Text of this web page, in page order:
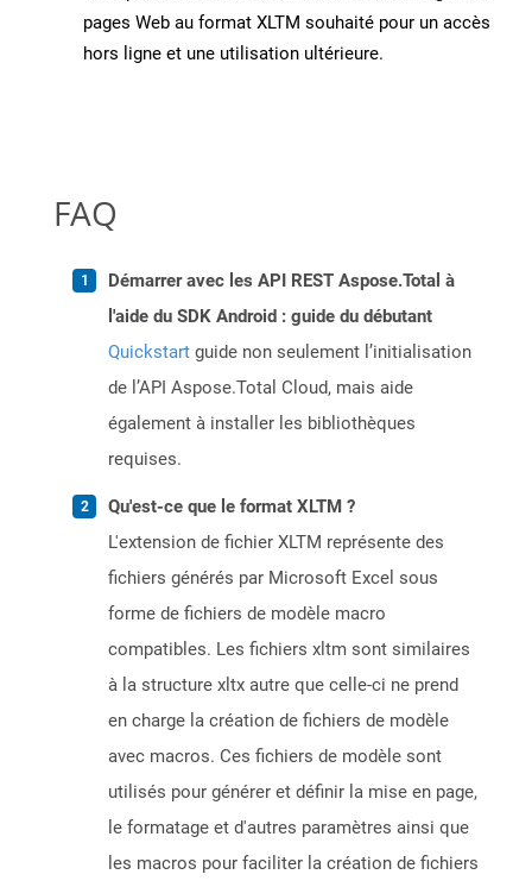
pages Web au format XLTM souhaité pour un accès
hors ligne et une utilisation ultérieure.
FAQ
Démarrer avec les API REST Aspose.Total à
l'aide du SDK Android : guide du débutant
Quickstart guide non seulement l’initialisation
de l’API Aspose.Total Cloud, mais aide
également à installer les bibliothèques
requises.
Qu'est-ce que le format XLTM ?
L'extension de fichier XLTM représente des
fichiers générés par Microsoft Excel sous
forme de fichiers de modèle macro
compatibles. Les fichiers xltm sont similaires
à la structure xltx autre que celle-ci ne prend
en charge la création de fichiers de modèle
avec macros. Ces fichiers de modèle sont
utilisés pour générer et définir la mise en page,
le formatage et d'autres paramètres ainsi que
les macros pour faciliter la création de fichiers